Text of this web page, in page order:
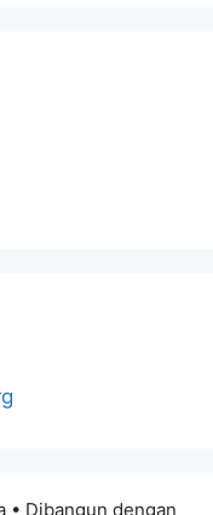
• Dibangun dengan